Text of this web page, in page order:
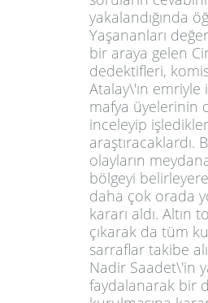
yakalandığında
Yaşananları
bir araya gelen
dedektifleri,
Atalay\'ın emriyle
mafya üyelerinin
inceleyip
araştıracaklardı.
olayların
bölgeyi
daha çok orada
kararı aldı. Altın
çıkarak da tüm
sarraflar takibe
Nadir Saadet\'in
faydalanarak bir